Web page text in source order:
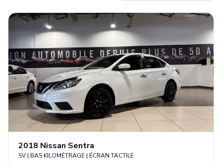
Español
2018 Nissan Sentra
SV | BAS KILOMÉTRAGE | ÉCRAN TACTILE